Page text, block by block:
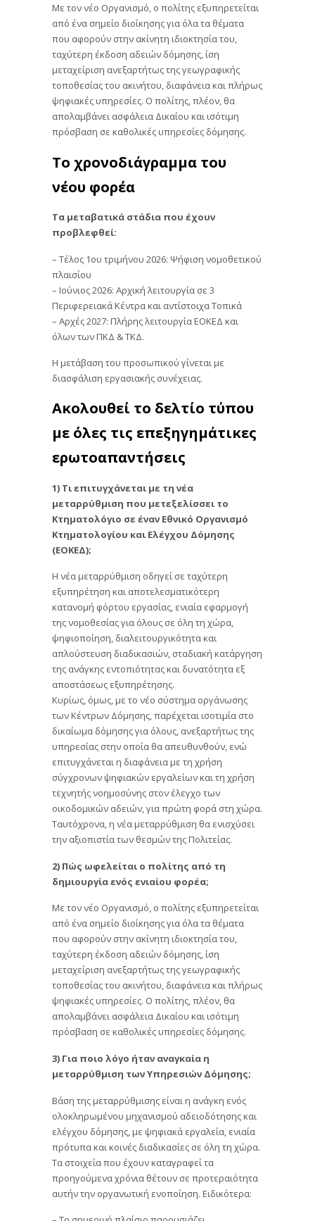
Με τον νέο Οργανισμό, ο πολίτης εξυπηρετείται
από ένα σημείο διοίκησης για όλα τα θέματα
που αφορούν στην ακίνητη ιδιοκτησία του,
ταχύτερη έκδοση αδειών δόμησης, ίση
μεταχείριση ανεξαρτήτως της γεωγραφικής
τοποθεσίας του ακινήτου, διαφάνεια και πλήρως
ψηφιακές υπηρεσίες. Ο πολίτης, πλέον, θα
απολαμβάνει ασφάλεια Δικαίου και ισότιμη
πρόσβαση σε καθολικές υπηρεσίες δόμησης.
Το χρονοδιάγραμμα του
νέου φορέα
Τα μεταβατικά στάδια που έχουν
προβλεφθεί:
– Τέλος 1ου τριμήνου 2026: Ψήφιση νομοθετικού
πλαισίου
– Ιούνιος 2026: Αρχική λειτουργία σε 3
Περιφερειακά Κέντρα και αντίστοιχα Τοπικά
– Αρχές 2027: Πλήρης λειτουργία ΕΟΚΕΔ και
όλων των ΠΚΔ & ΤΚΔ.
Η μετάβαση του προσωπικού γίνεται με
διασφάλιση εργασιακής συνέχειας.
Ακολουθεί το δελτίο τύπου
με όλες τις επεξηγημάτικες
ερωτοαπαντήσεις
1) Τι επιτυγχάνεται με τη νέα
μεταρρύθμιση που μετεξελίσσει το
Κτηματολόγιο σε έναν Εθνικό Οργανισμό
Κτηματολογίου και Ελέγχου Δόμησης
(ΕΟΚΕΔ);
Η νέα μεταρρύθμιση οδηγεί σε ταχύτερη
εξυπηρέτηση και αποτελεσματικότερη
κατανομή φόρτου εργασίας, ενιαία εφαρμογή
της νομοθεσίας για όλους σε όλη τη χώρα,
ψηφιοποίηση, διαλειτουργικότητα και
απλούστευση διαδικασιών, σταδιακή κατάργηση
της ανάγκης εντοπιότητας και δυνατότητα εξ
αποστάσεως εξυπηρέτησης.
Κυρίως, όμως, με το νέο σύστημα οργάνωσης
των Κέντρων Δόμησης, παρέχεται ισοτιμία στο
δικαίωμα δόμησης για όλους, ανεξαρτήτως της
υπηρεσίας στην οποία θα απευθυνθούν, ενώ
επιτυγχάνεται η διαφάνεια με τη χρήση
σύγχρονων ψηφιακών εργαλείων και τη χρήση
τεχνητής νοημοσύνης στον έλεγχο των
οικοδομικών αδειών, για πρώτη φορά στη χώρα.
Ταυτόχρονα, η νέα μεταρρύθμιση θα ενισχύσει
την αξιοπιστία των θεσμών της Πολιτείας.
2) Πώς ωφελείται ο πολίτης από τη
δημιουργία ενός ενιαίου φορέα;
Με τον νέο Οργανισμό, ο πολίτης εξυπηρετείται
από ένα σημείο διοίκησης για όλα τα θέματα
που αφορούν στην ακίνητη ιδιοκτησία του,
ταχύτερη έκδοση αδειών δόμησης, ίση
μεταχείριση ανεξαρτήτως της γεωγραφικής
τοποθεσίας του ακινήτου, διαφάνεια και πλήρως
ψηφιακές υπηρεσίες. Ο πολίτης, πλέον, θα
απολαμβάνει ασφάλεια Δικαίου και ισότιμη
πρόσβαση σε καθολικές υπηρεσίες δόμησης.
3) Για ποιο λόγο ήταν αναγκαία η
μεταρρύθμιση των Υπηρεσιών Δόμησης;
Βάση της μεταρρύθμισης είναι η ανάγκη ενός
ολοκληρωμένου μηχανισμού αδειοδότησης και
ελέγχου δόμησης, με ψηφιακά εργαλεία, ενιαία
πρότυπα και κοινές διαδικασίες σε όλη τη χώρα.
Τα στοιχεία που έχουν καταγραφεί τα
προηγούμενα χρόνια θέτουν σε προτεραιότητα
αυτήν την οργανωτική ενοποίηση. Ειδικότερα: